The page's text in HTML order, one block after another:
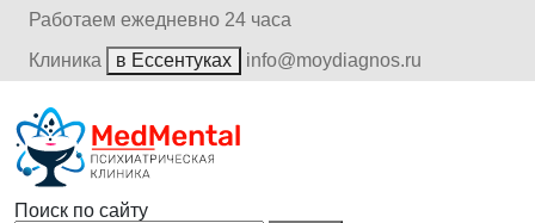
Работаем ежедневно 24 часа
Клиника
в Ессентуках info@moydiagnos.ru
Поиск по сайту